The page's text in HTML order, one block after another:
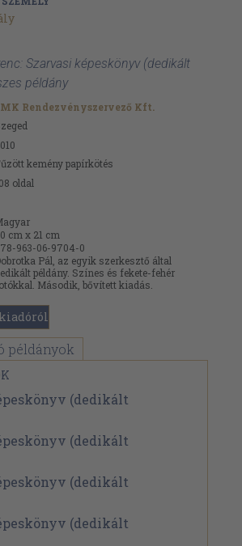
Szarvasi képeskönyv (dedikált
példány
Rendezvényszervező Kft.
kemény papírkötés
oldal
cm x 21 cm
963-06-9704-0
Pál, az egyik szerkesztő által
példány. Színes és fekete-fehér
Második, bővített kiadás.
példányok